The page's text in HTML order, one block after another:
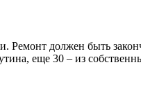
должен быть
еще 30 – из